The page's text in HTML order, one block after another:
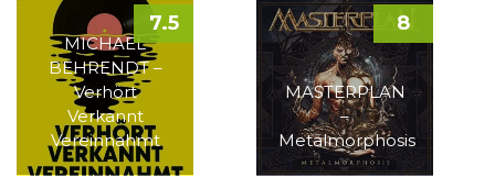
MICHAEL
BEHRENDT –
Verhört
Verkannt
Vereinnahmt
7.5
MASTERPLAN
–
Metalmorphosis
8